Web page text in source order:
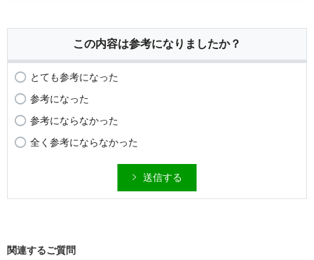
この内容は参考になりましたか？
とても参考になった
参考になった
参考にならなかった
全く参考にならなかった
送信する
関連するご質問